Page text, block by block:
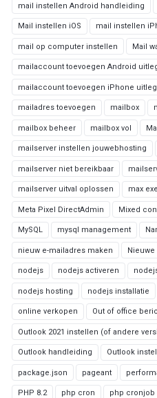
mail instellen Android handleiding
Mail instellen iOS mail instellen
mail op computer instellen Mail
mailaccount toevoegen Android
mailaccount toevoegen iPhone uitleg
mailadres toevoegen mailbox
mailbox beheer mailbox vol
mailserver instellen jouwebhosting
mailserver niet bereikbaar
mailserver uitval oplossen max
Meta Pixel DirectAdmin Mixed
MySQL mysql management
nieuw e-mailadres maken
nodejs nodejs activeren
nodejs hosting nodejs installatie
online verkopen Out of office
Outlook 2021 instellen (of andere
Outlook handleiding Outlook
package.json pageant
PHP 8.2 php cron php cronjob